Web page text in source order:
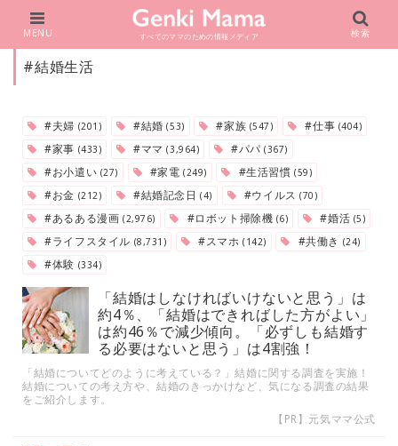
すべてのママのための情報メディア
MENU 検索
#結婚生活
#夫婦 (201) #結婚(53) #家族 (547) #仕事 (404)
#家事 (433) #ママ(3,964) #パパ(367)
#お小遣い (27) #家電(249) #生活習慣(59)
#お金 (212) #結婚記念日(4) #ウイルス(70)
#あるある漫画(2,976) #ロボット掃除機 (6) #婚活 (5)
#ライフスタイル (8,731) #スマホ(142) #共働き (24)
#体験 (334)
「結婚はしなければいけないと思う」は
約4％、「結婚はできればした方がよい」
は約46％で減少傾向。「必ずしも結婚す
る必要はないと思う」は4割強！
「結婚についてどのように考えている？」結婚に関する調査を実施！
結婚についての考え方や、結婚のきっかけなど、気になる調査の結果
をご紹介します。
【PR】元気ママ公式